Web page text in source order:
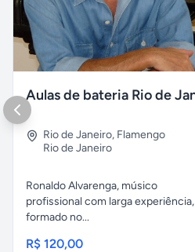
Rio de Janeiro, Flamengo
Rio de Janeiro
Ronaldo Alvarenga, músico
profissional com larga experiência,
formado no...
R$ 120,00